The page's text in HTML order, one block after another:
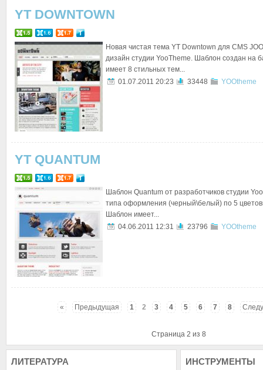
YT DOWNTOWN
Новая чистая тема YT Downtown для CMS
дизайн студии YooTheme. Шаблон создан на
имеет 8 стильных тем...
01.07.2011 20:23
33448 YOOtheme
YT QUANTUM
Шаблон Quantum от разработчиков студии
типа оформления (черный\белый) по 5
Шаблон имеет...
04.06.2011 12:31
23796 YOOtheme
« Предыдущая 1 2 3 4 5 6 7 8
Страница 2 из 8
ЛИТЕРАТУРА ИНСТРУМЕНТЫ